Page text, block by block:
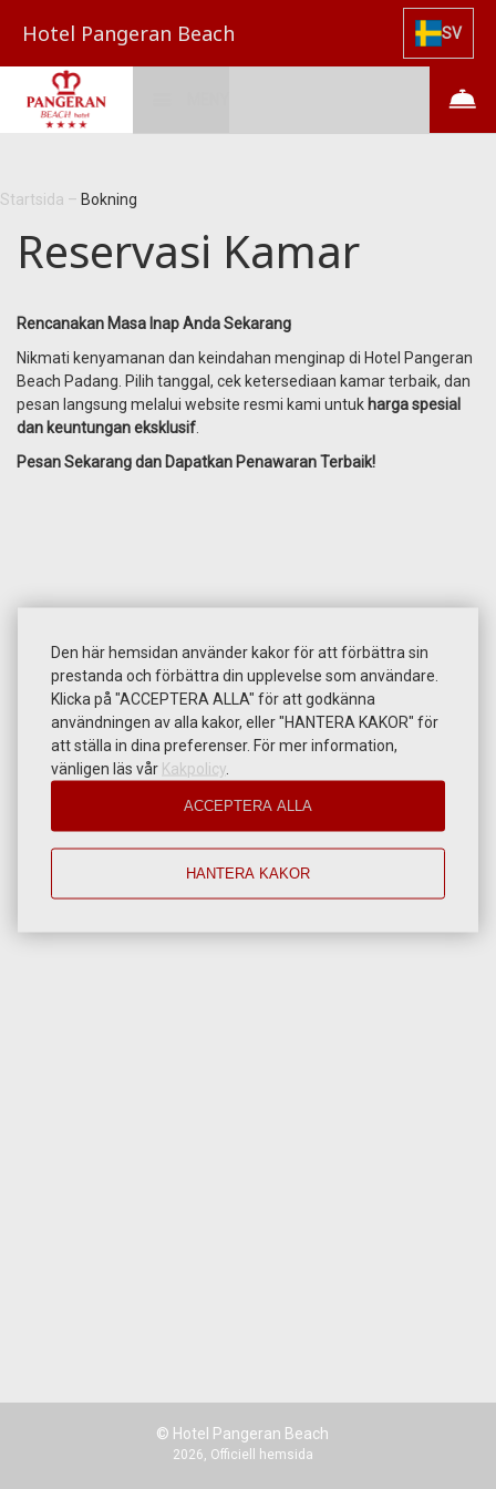
Den här hemsidan använder kakor för att förbättra sin
prestanda och förbättra din upplevelse som användare.
Klicka på "ACCEPTERA ALLA" för att godkänna
användningen av alla kakor, eller "HANTERA KAKOR" för
att ställa in dina preferenser. För mer information,
vänligen läs vår Kakpolicy
ACCEPTERA ALLA
HANTERA KAKOR
Hotel Pangeran Beach SV
Startsida – Bokning
Reservasi Kamar
Rencanakan Masa Inap Anda Sekarang
Nikmati kenyamanan dan keindahan menginap di Hotel Pangeran
Beach Padang. Pilih tanggal, cek ketersediaan kamar terbaik, dan
pesan langsung melalui website resmi kami untuk harga spesial
dan keuntungan eksklusif
Pesan Sekarang dan Dapatkan Penawaran Terbaik!
© Hotel Pangeran Beach
2026, Officiell hemsida